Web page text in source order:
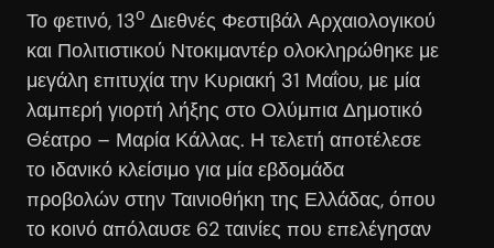
Το φετινό, 13ο Διεθνές Φεστιβάλ Αρχαιολογικού
και Πολιτιστικού Ντοκιμαντέρ ολοκληρώθηκε με
μεγάλη επιτυχία την Κυριακή 31 Μαΐου, με μία
λαμπερή γιορτή λήξης στο Ολύμπια Δημοτικό
Θέατρο – Μαρία Κάλλας. Η τελετή αποτέλεσε
το ιδανικό κλείσιμο για μία εβδομάδα
προβολών στην Ταινιοθήκη της Ελλάδας, όπου
το κοινό απόλαυσε 62 ταινίες που επελέγησαν